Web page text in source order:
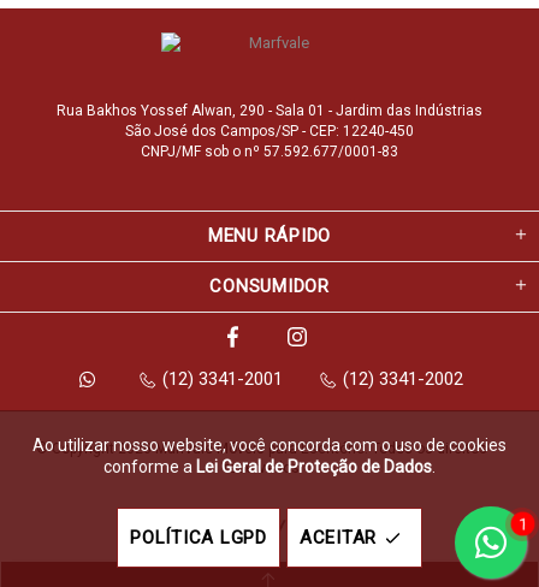
Rua Bakhos Yossef Alwan, 290 - Sala 01 - Jardim das Indústrias
São José dos Campos/SP - CEP: 12240-450
CNPJ/MF sob o nº 57.592.677/0001-83
MENU RÁPIDO
CONSUMIDOR
(12) 3341-2001 (12) 3341-2002
© Copyright 2026 Marfvale Móveis para Escritório. Todos os direitos
reservados.
Feito com
Ao utilizar nosso website, você concorda com o uso de cookies
conforme a Lei Geral de Proteção de Dados
POLÍTICA LGPD ACEITAR
1